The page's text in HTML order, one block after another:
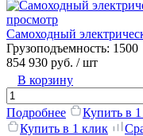
просмотр
Самоходный
Грузоподъемность: 1500
854 930 руб. / шт
В корзину
Подробнее
Купить в
Купить в 1 клик